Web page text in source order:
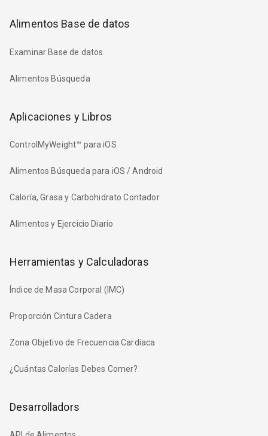
Alimentos Base de datos
Examinar Base de datos
Alimentos Búsqueda
Aplicaciones y Libros
ControlMyWeight™ para iOS
Alimentos Búsqueda para iOS / Android
Caloría, Grasa y Carbohidrato Contador
Alimentos y Ejercicio Diario
Herramientas y Calculadoras
Índice de Masa Corporal (IMC)
Proporción Cintura Cadera
Zona Objetivo de Frecuencia Cardíaca
¿Cuántas Calorías Debes Comer?
Desarrolladors